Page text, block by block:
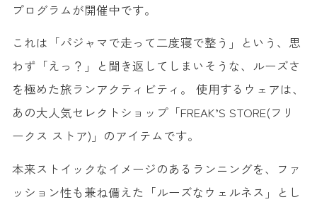
プログラムが開催中です。
これは「パジャマで走って二度寝で整う」という、思
わず「えっ？」と聞き返してしまいそうな、ルーズさ
を極めた旅ランアクティビティ。 使用するウェアは、
あの大人気セレクトショップ「FREAK’S STORE(フリ
ークス ストア)」のアイテムです。
本来ストイックなイメージのあるランニングを、ファ
ッション性も兼ね備えた「ルーズなウェルネス」とし